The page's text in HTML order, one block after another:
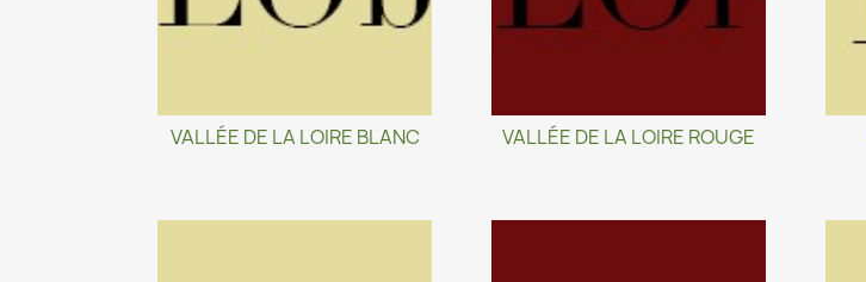
VALLÉE DE LA LOIRE BLANC VALLÉE DE LA LOIRE ROUGE